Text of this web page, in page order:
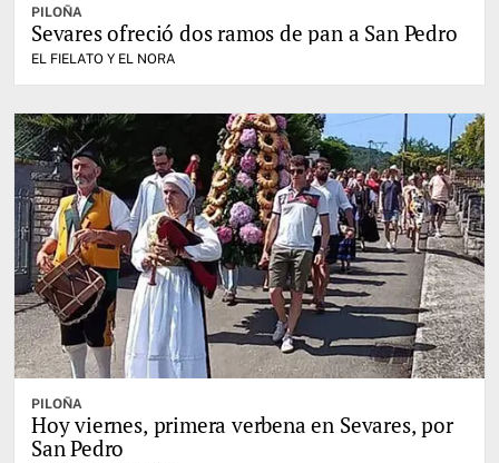
PILOÑA
Sevares ofreció dos ramos de pan a San Pedro
EL FIELATO Y EL NORA
PILOÑA
Hoy viernes, primera verbena en Sevares, por
San Pedro